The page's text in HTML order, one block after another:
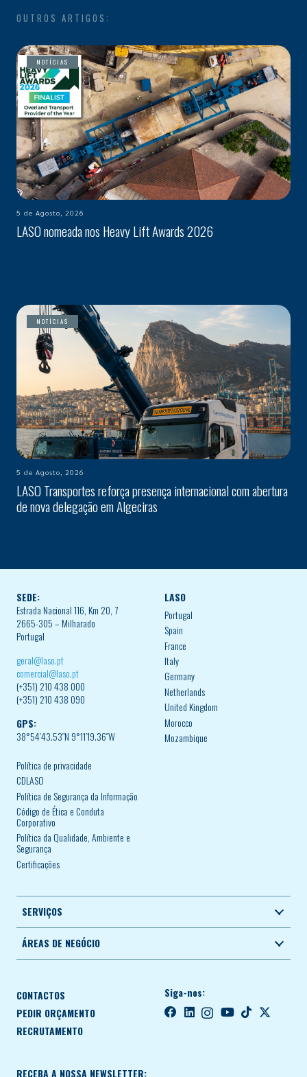
OUTROS ARTIGOS:
NOTÍCIAS
5 de Agosto, 2026
LASO nomeada nos Heavy Lift Awards 2026
NOTÍCIAS
5 de Agosto, 2026
LASO Transportes reforça presença internacional com abertura
de nova delegação em Algeciras
SEDE:
Estrada Nacional 116, Km 20, 7
2665-305 – Milharado
Portugal
geral@laso.pt
comercial@laso.pt
(+351) 210 438 000
(+351) 210 438 090
GPS:
38°54’43.53″N 9°11’19.36″W
Política de privacidade
CDLASO
Política de Segurança da Informação
Código de Ética e Conduta
Corporativo
Política da Qualidade, Ambiente e
Segurança
Certificações
LASO
Portugal
Spain
France
Italy
Germany
Netherlands
United Kingdom
Morocco
Mozambique
SERVIÇOS
ÁREAS DE NEGÓCIO
CONTACTOS
PEDIR ORÇAMENTO
RECRUTAMENTO
Siga-nos:
RECEBA A NOSSA NEWSLETTER: